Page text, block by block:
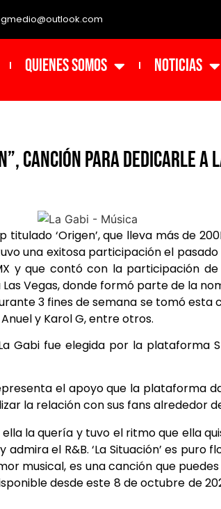
Quienes Somos NOTICIAS
canción para dedicarle a
‘Origen’, que lleva más de
una exitosa participación el
y que contó con la participación
Las Vegas, donde formó parte de la
3 fines de semana se tomó
y Karol G, entre otros.
Gabi fue elegida por la plataforma
el apoyo que la plataforma
la relación con sus fans alrededor
ella la quería y tuvo el ritmo que ella
el R&B. ‘La Situación’ es puro
musical, es una canción que
desde este 8 de octubre de